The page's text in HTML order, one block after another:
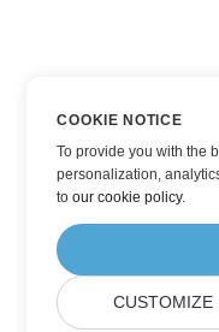
COOKIE NOTICE
To provide you with the
personalization,
toour cookie policy.
CUSTOMIZE